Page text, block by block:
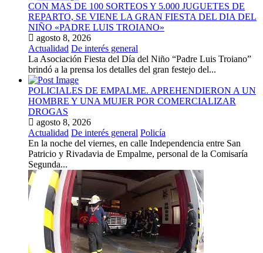
CON MAS DE 100 SORTEOS Y 5.000 JUGUETES DE
REPARTO, SE VIENE LA GRAN FIESTA DEL DIA DEL
NIÑO «PADRE LUIS TROIANO»
agosto 8, 2026
Actualidad De interés general
La Asociación Fiesta del Día del Niño “Padre Luis Troiano”
brindó a la prensa los detalles del gran festejo del...
POLICIALES DE EMPALME. APREHENDIERON A UN
HOMBRE Y UNA MUJER POR COMERCIALIZAR
DROGAS
agosto 8, 2026
Actualidad De interés general Policía
En la noche del viernes, en calle Independencia entre San
Patricio y Rivadavia de Empalme, personal de la Comisaría
Segunda...